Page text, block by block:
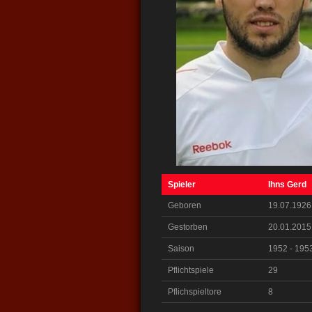
Spieler Ihns Gerd
Geboren 19.07.1926
Gestorben 20.01.2015
Saison 1952 -
Pflichtspiele 29
Pflichspieltore 8